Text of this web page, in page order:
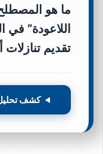
ما هو
اللاعودة”
تقديم
كشف تحليل